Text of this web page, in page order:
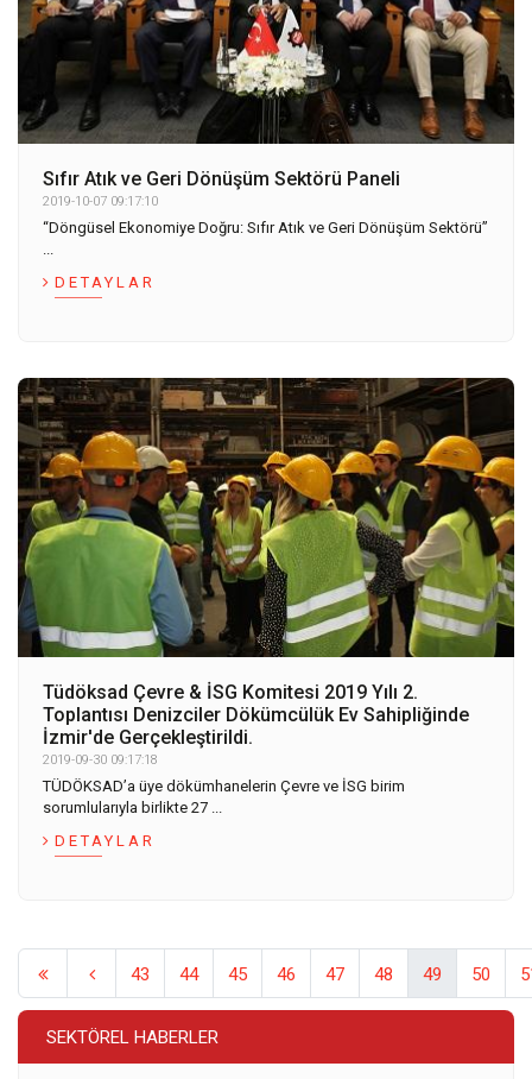
Sıfır Atık ve Geri Dönüşüm Sektörü Paneli
2019-10-07 09:17:10
“Döngüsel Ekonomiye Doğru: Sıfır Atık ve Geri Dönüşüm Sektörü”
DETAYLAR
Tüdöksad Çevre & İSG Komitesi 2019 Yılı 2.
Toplantısı Denizciler Dökümcülük Ev Sahipliğinde
İzmir'de Gerçekleştirildi.
2019-09-30 09:17:18
TÜDÖKSAD’a üye dökümhanelerin Çevre ve İSG birim
sorumlularıyla birlikte 27 ...
DETAYLAR
43 44 45 46 47 48 49 50
SEKTÖREL HABERLER